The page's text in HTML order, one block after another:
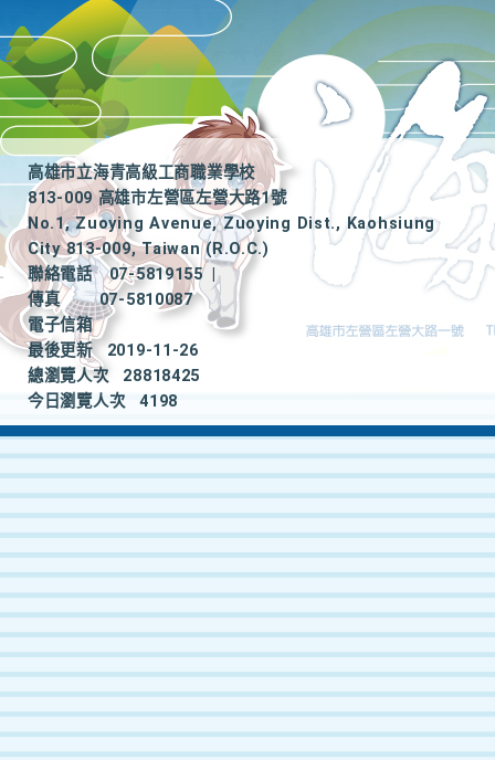
高雄市立海青高級工商職業學校
813-009 高雄市左營區左營大路1號
No.1, Zuoying Avenue, Zuoying Dist., Kaohsiung
City 813-009, Taiwan (R.O.C.)
聯絡電話
07-5819155
|
傳真
07-5810087
電子信箱
最後更新
2019-11-26
總瀏覽人次
28818425
今日瀏覽人次
4198